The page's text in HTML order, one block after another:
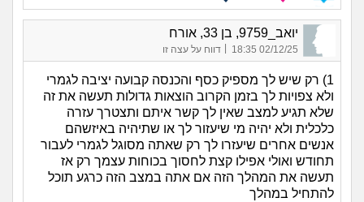
יואב_9759, בן 33, אורח
02/12/25 18:35 דווח על עצה זו
1) רק שיש לך מספיק כסף והכנסה קבועה יציבה לגמרי
ולא צפויות לך בזמן הקרוב הוצאות גדולות תעשה את זה
שלא תגיע למצב שאין לך קשר איתם ותצטרך עזרה
כלכלית ולא יהיה מי שיעזור לך או שתיהיה באיזשהם
אנשים אחרים שיעזרו לך רק שאתה מסוגל לגמרי לעבור
תחודש ואולי אפילו קצת לחסוך בכוחות עצמך רק אז
תעשה את המהלך הזה אם אתה במצב הזה כרגע תוכל
להתחיל במהלך